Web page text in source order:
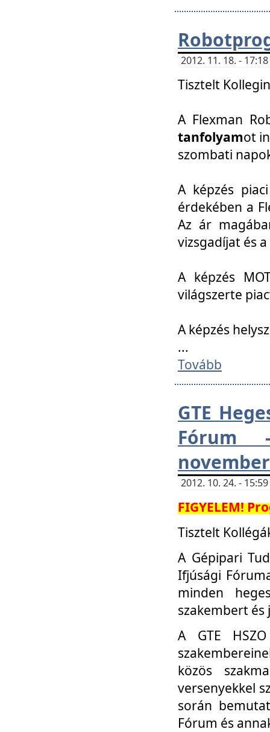
2012. 11. 18. -
Tisztelt
A Flexman
tanfolyamot
szombati
A képzés
érdekében a
Az ár
vizsgadíjat és
A képzés
világszerte
A képzés
...
Tovább
GTE
Fórum
2012. 10. 24. -
FIGYELEM!
Tisztelt
A Gépipari
Ifjúsági
minden
szakembert
A GTE
közös
versenyekkel
során
Fórum és